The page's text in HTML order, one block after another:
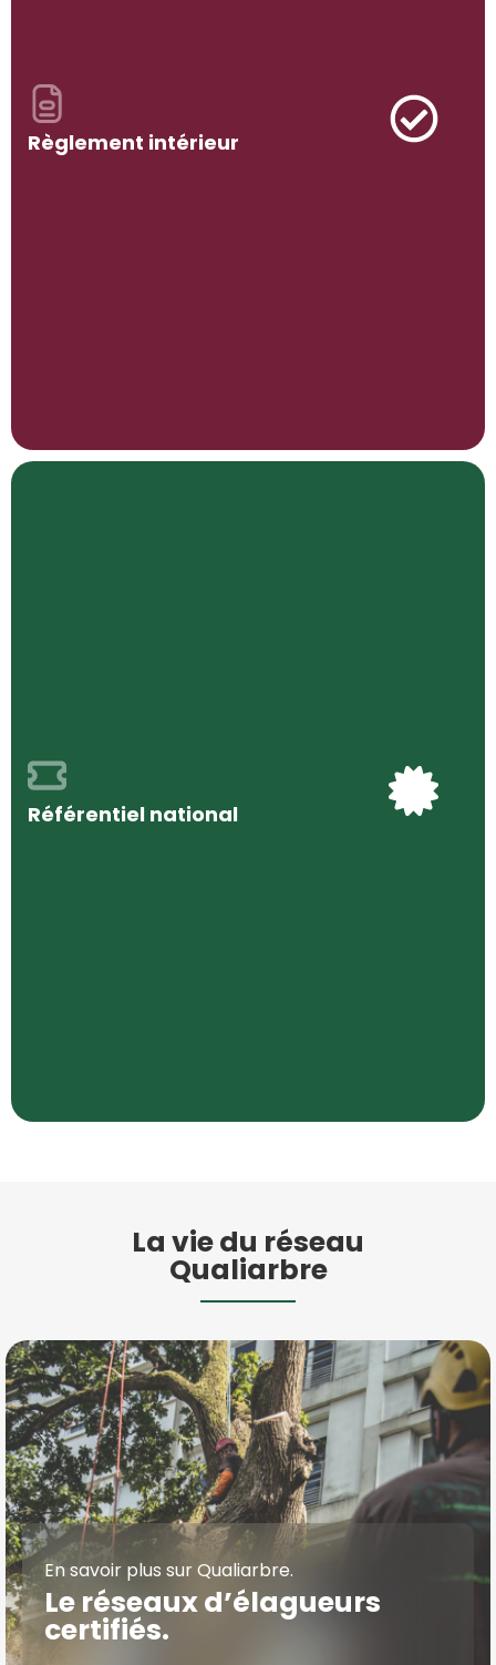
Règlement intérieur
Référentiel national
La vie du réseau
Qualiarbre
En savoir plus sur Qualiarbre.
Le réseaux d’élagueurs
certifiés.